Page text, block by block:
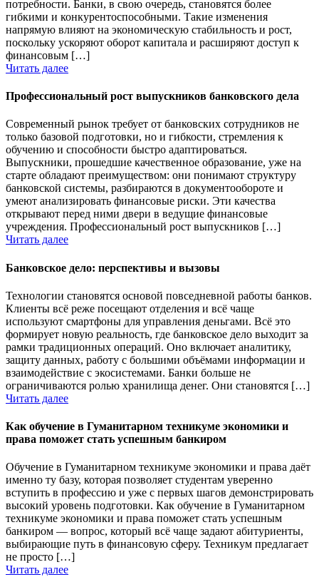
потребности. Банки, в свою очередь, становятся более
гибкими и конкурентоспособными. Такие изменения
напрямую влияют на экономическую стабильность и рост,
поскольку ускоряют оборот капитала и расширяют доступ к
финансовым […]
Читать далее
Профессиональный рост выпускников банковского дела
Современный рынок требует от банковских сотрудников не
только базовой подготовки, но и гибкости, стремления к
обучению и способности быстро адаптироваться.
Выпускники, прошедшие качественное образование, уже на
старте обладают преимуществом: они понимают структуру
банковской системы, разбираются в документообороте и
умеют анализировать финансовые риски. Эти качества
открывают перед ними двери в ведущие финансовые
учреждения. Профессиональный рост выпускников […]
Читать далее
Банковское дело: перспективы и вызовы
Технологии становятся основой повседневной работы банков.
Клиенты всё реже посещают отделения и всё чаще
используют смартфоны для управления деньгами. Всё это
формирует новую реальность, где банковское дело выходит за
рамки традиционных операций. Оно включает аналитику,
защиту данных, работу с большими объёмами информации и
взаимодействие с экосистемами. Банки больше не
ограничиваются ролью хранилища денег. Они становятся […]
Читать далее
Как обучение в Гуманитарном техникуме экономики и
права поможет стать успешным банкиром
Обучение в Гуманитарном техникуме экономики и права даёт
именно ту базу, которая позволяет студентам уверенно
вступить в профессию и уже с первых шагов демонстрировать
высокий уровень подготовки. Как обучение в Гуманитарном
техникуме экономики и права поможет стать успешным
банкиром — вопрос, который всё чаще задают абитуриенты,
выбирающие путь в финансовую сферу. Техникум предлагает
не просто […]
Читать далее